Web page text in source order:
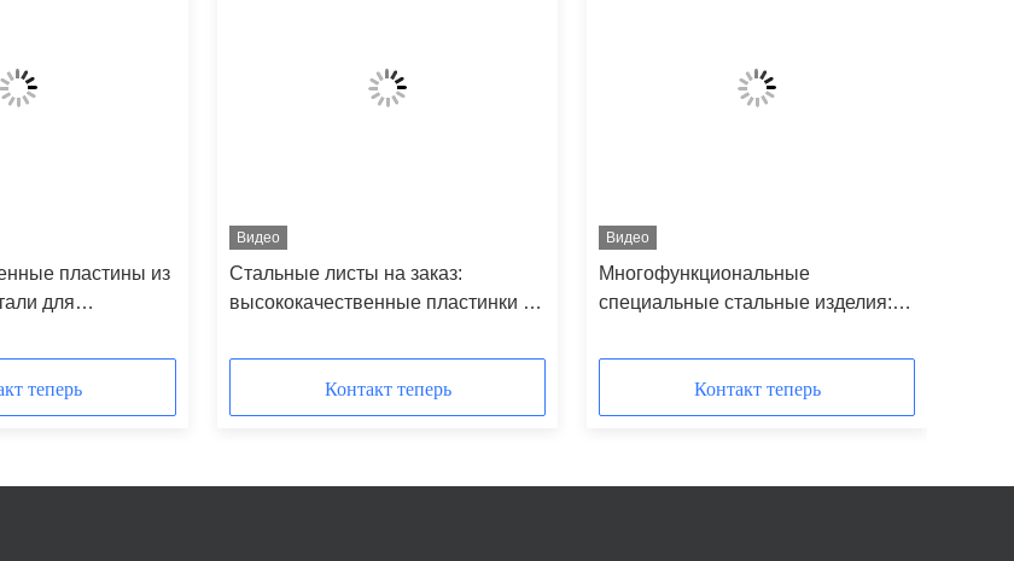
пластины из
для
теперь
Видео
Стальные листы на заказ:
высококачественные пластинки из
целей
Контакт теперь
Видео
Многофункциональные
специальные стальные изделия:
углеродистой стали
Контакт теперь